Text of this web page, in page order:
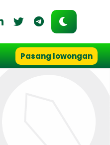
Pasang lowongan